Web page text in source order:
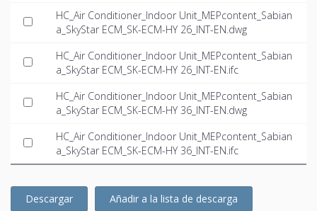
HC_Air Conditioner_Indoor Unit_MEPcontent_Sabian
a_SkyStar ECM_SK-ECM-HY 26_INT-EN.dwg
HC_Air Conditioner_Indoor Unit_MEPcontent_Sabian
a_SkyStar ECM_SK-ECM-HY 26_INT-EN.ifc
HC_Air Conditioner_Indoor Unit_MEPcontent_Sabian
a_SkyStar ECM_SK-ECM-HY 36_INT-EN.dwg
HC_Air Conditioner_Indoor Unit_MEPcontent_Sabian
a_SkyStar ECM_SK-ECM-HY 36_INT-EN.ifc
Descargar Añadir a la lista de descarga